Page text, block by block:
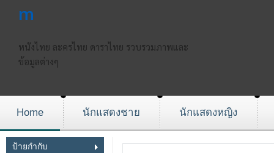
m
หนังไทย ละครไทย ดาราไทย รวบรวมภาพและ
ข้อมูลต่างๆ
Home นักแสดงชาย นักแสดงหญิง
ป้ายกำกับ